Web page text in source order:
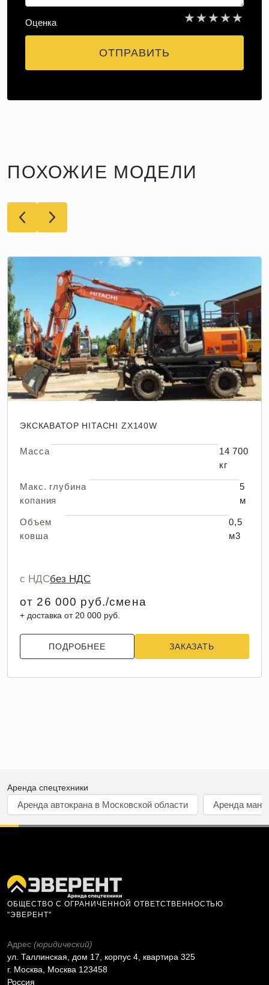
Оценка ★
★
★
★
★
ОТПРАВИТЬ
ПОХОЖИЕ МОДЕЛИ
ЭКСКАВАТОР HITACHI ZX140W
Масса
14 700
кг
Макс. глубина
копания
5
м
Объем
ковша
0,5
м3
с НДСбез НДС
от 26 000 руб./смена
+ доставка от 20 000 руб.
ПОДРОБНЕЕ ЗАКАЗАТЬ
Аренда спецтехники
Аренда автокрана в Московской области Аренда
ОБЩЕСТВО С ОГРАНИЧЕННОЙ ОТВЕТСТВЕННОСТЬЮ
"ЭВЕРЕНТ"
Адрес (юридический)
ул. Таллинская, дом 17, корпус 4, квартира 325
г. Москва, Москва 123458
Россия